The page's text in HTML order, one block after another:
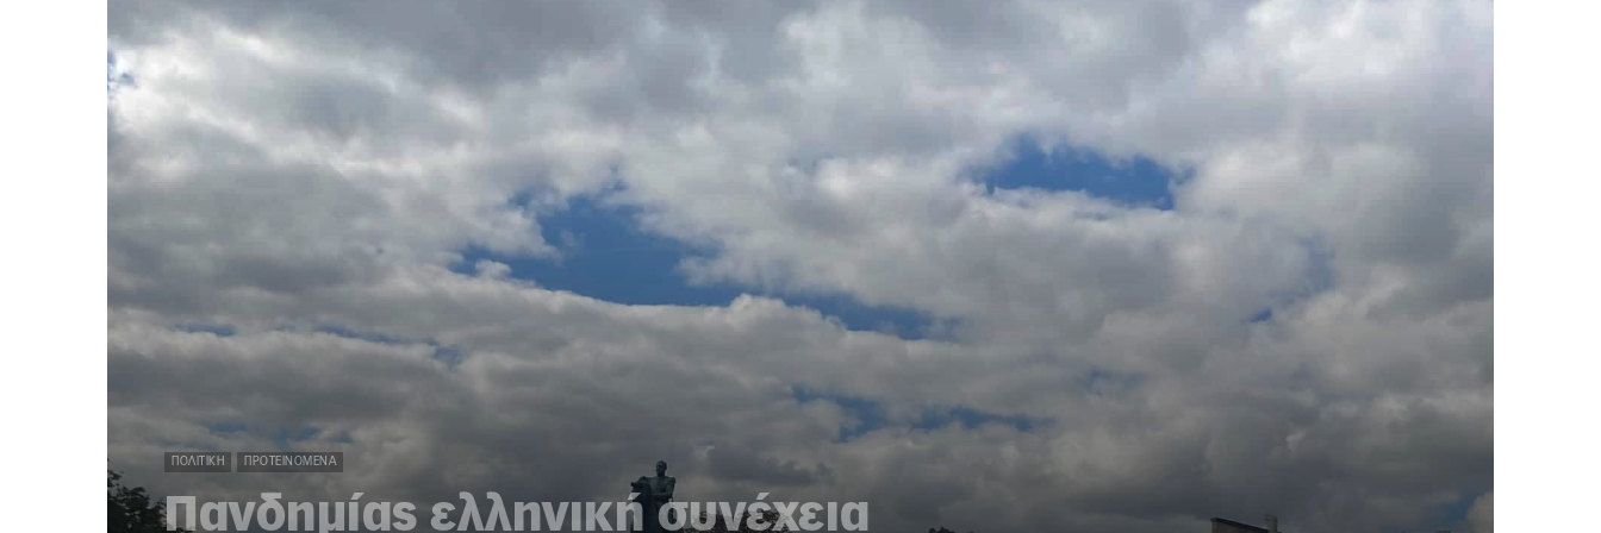
ΠΟΛΙΤΙΚΉ ΠΡΟΤΕΙΝΌΜΕΝΑ
Πανδημίας ελληνική συνέχεια